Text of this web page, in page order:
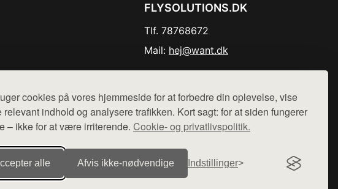
cookies på vores hjemmeside for at forbedre din oplevelse, vise
relevant indhold og analysere trafikken. Kort sagt: for at siden fungerer
– ikke for at være irriterende. Cookie- og privatlivspolitik.
alle Afvis ikke‑nødvendige Indstillinger
FLYSOLUTIONS.DK
Tlf. 78768672
Mail: hej@want.dk
webshops. Der sælges ikke varer fra denne side - vi henviser til de shops,